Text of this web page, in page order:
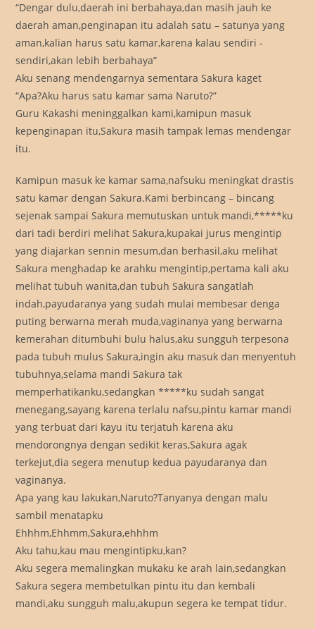
“Dengar dulu,daerah ini berbahaya,dan masih jauh ke
daerah aman,penginapan itu adalah satu – satunya yang
aman,kalian harus satu kamar,karena kalau sendiri -
sendiri,akan lebih berbahaya”
Aku senang mendengarnya sementara Sakura kaget
“Apa?Aku harus satu kamar sama Naruto?”
Guru Kakashi meninggalkan kami,kamipun masuk
kepenginapan itu,Sakura masih tampak lemas mendengar
itu.
Kamipun masuk ke kamar sama,nafsuku meningkat drastis
satu kamar dengan Sakura.Kami berbincang – bincang
sejenak sampai Sakura memutuskan untuk mandi,*****ku
dari tadi berdiri melihat Sakura,kupakai jurus mengintip
yang diajarkan sennin mesum,dan berhasil,aku melihat
Sakura menghadap ke arahku mengintip,pertama kali aku
melihat tubuh wanita,dan tubuh Sakura sangatlah
indah,payudaranya yang sudah mulai membesar denga
puting berwarna merah muda,vaginanya yang berwarna
kemerahan ditumbuhi bulu halus,aku sungguh terpesona
pada tubuh mulus Sakura,ingin aku masuk dan menyentuh
tubuhnya,selama mandi Sakura tak
memperhatikanku,sedangkan *****ku sudah sangat
menegang,sayang karena terlalu nafsu,pintu kamar mandi
yang terbuat dari kayu itu terjatuh karena aku
mendorongnya dengan sedikit keras,Sakura agak
terkejut,dia segera menutup kedua payudaranya dan
vaginanya.
Apa yang kau lakukan,Naruto?Tanyanya dengan malu
sambil menatapku
Ehhhm,Ehhmm,Sakura,ehhhm
Aku tahu,kau mau mengintipku,kan?
Aku segera memalingkan mukaku ke arah lain,sedangkan
Sakura segera membetulkan pintu itu dan kembali
mandi,aku sungguh malu,akupun segera ke tempat tidur.